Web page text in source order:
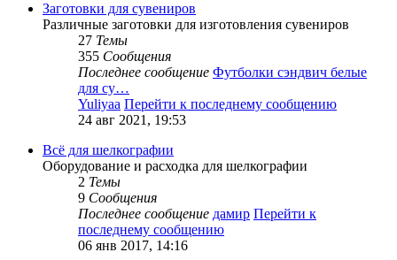
Заготовки для сувениров
Различные заготовки для изготовления сувениров
27 Темы
355 Сообщения
Последнее сообщение Футболки сэндвич белые
для су…
Yuliyaa Перейти к последнему сообщению
24 авг 2021, 19:53
Всё для шелкографии
Оборудование и расходка для шелкографии
2 Темы
9 Сообщения
Последнее сообщение дамир Перейти к
последнему сообщению
06 янв 2017, 14:16